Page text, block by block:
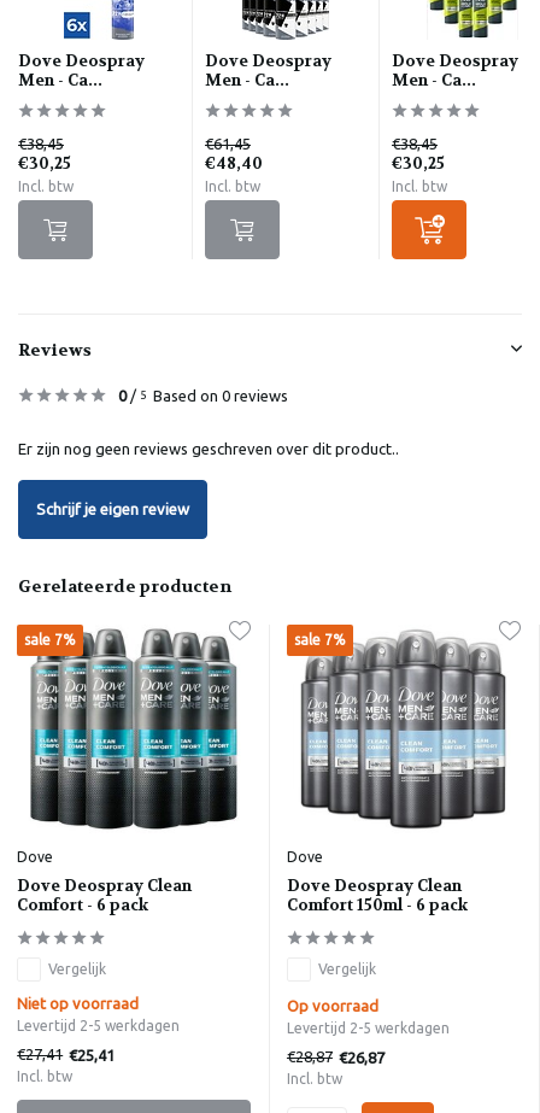
Dove Deospray
Men - Ca...
€38,45
€30,25
Incl. btw
Dove Deospray
Men - Ca...
€61,45
€48,40
Incl. btw
Dove Deospray
Men - Ca...
€38,45
€30,25
Incl. btw
Reviews
0/ 5 Based on 0 reviews
Er zijn nog geen reviews geschreven over dit product..
Schrijf je eigen review
Gerelateerde producten
sale 7%
Dove
Dove Deospray Clean
Comfort - 6 pack
Vergelijk
Niet op voorraad
Levertijd 2-5 werkdagen
€27,41 €25,41
Incl. btw
sale 7%
Dove
Dove Deospray Clean
Comfort 150ml - 6 pack
Vergelijk
Op voorraad
Levertijd 2-5 werkdagen
€28,87 €26,87
Incl. btw